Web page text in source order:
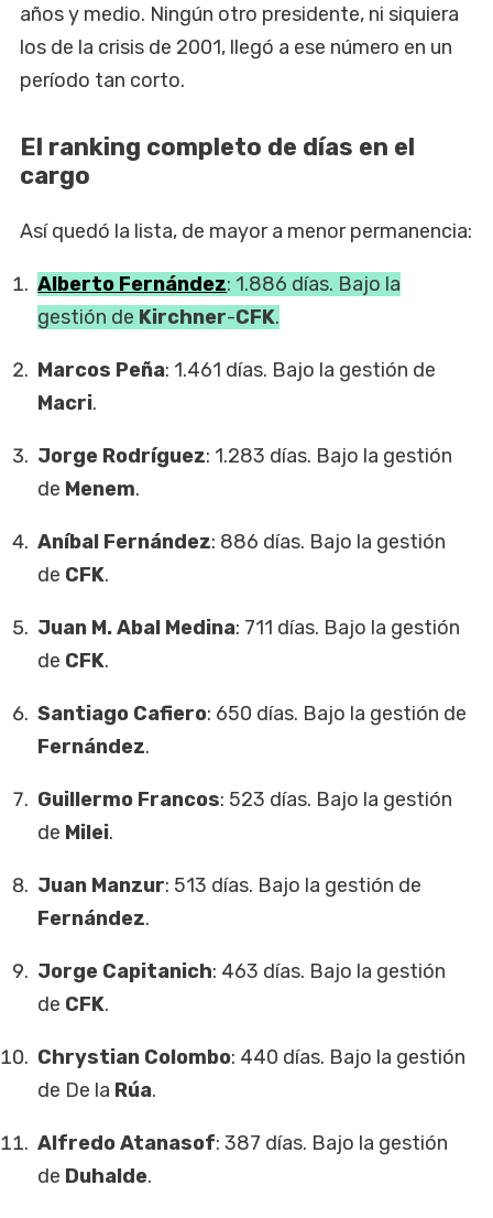
años y medio. Ningún otro presidente, ni siquiera
los de la crisis de 2001, llegó a ese número en un
período tan corto.
El ranking completo de días en el
cargo
Así quedó la lista, de mayor a menor permanencia:
Alberto Fernández: 1.886 días. Bajo la
gestión de Kirchner-CFK.
Marcos Peña: 1.461 días. Bajo la gestión de
Macri.
Jorge Rodríguez: 1.283 días. Bajo la gestión
de Menem.
Aníbal Fernández: 886 días. Bajo la gestión
de CFK.
Juan M. Abal Medina: 711 días. Bajo la gestión
de CFK.
Santiago Cafiero: 650 días. Bajo la gestión de
Fernández.
Guillermo Francos: 523 días. Bajo la gestión
de Milei.
Juan Manzur: 513 días. Bajo la gestión de
Fernández.
Jorge Capitanich: 463 días. Bajo la gestión
de CFK.
Chrystian Colombo: 440 días. Bajo la gestión
de De la Rúa.
Alfredo Atanasof: 387 días. Bajo la gestión
de Duhalde.